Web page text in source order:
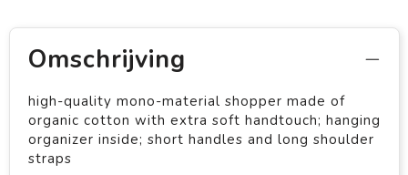
Omschrijving
high-quality mono-material shopper made of
organic cotton with extra soft handtouch; hanging
organizer inside; short handles and long shoulder
straps